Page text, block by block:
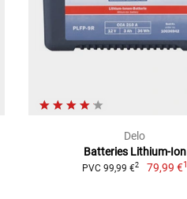
Delo
Batteries Lithium-Ion
PVC 99,99 €2 79,99 €1